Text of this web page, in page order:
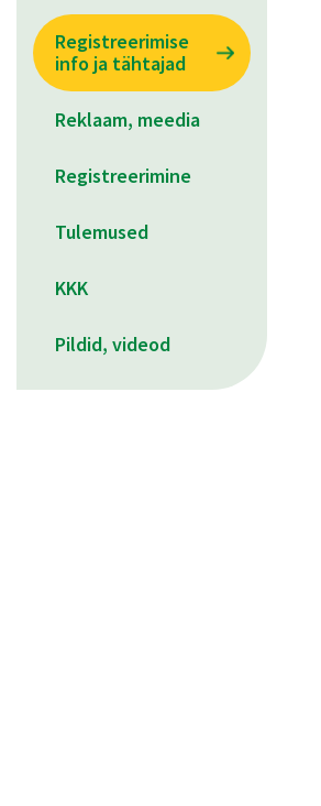
Registreerimise
info ja tähtajad
Reklaam, meedia
Registreerimine
Tulemused
KKK
Pildid, videod